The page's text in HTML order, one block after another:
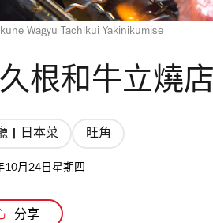
Wagyu Tachikui Yakinikumise
根和牛立燒店
| 日本菜 旺角
10月24日星期四
分享